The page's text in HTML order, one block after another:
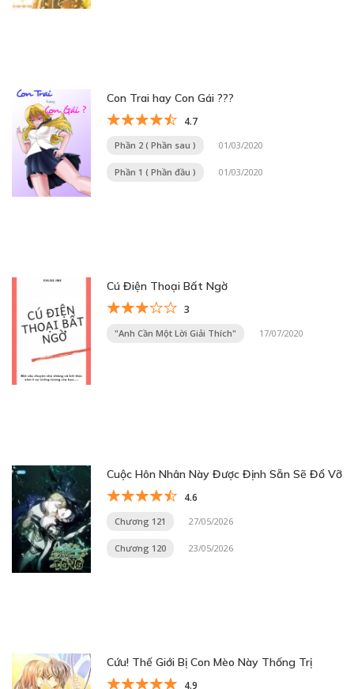
Con Trai hay Con Gái ???
4.7
Phần 2 ( Phần sau ) 01/03/2020
Phần 1 ( Phần đầu ) 01/03/2020
Cú Điện Thoại Bất Ngờ
3
"Anh Cần Một Lời Giải Thích" 17/07/2020
Cuộc Hôn Nhân Này Được Định Sẵn Sẽ Đổ Vỡ
4.6
Chương 121 27/05/2026
Chương 120 23/05/2026
Cứu! Thế Giới Bị Con Mèo Này Thống Trị
4.9